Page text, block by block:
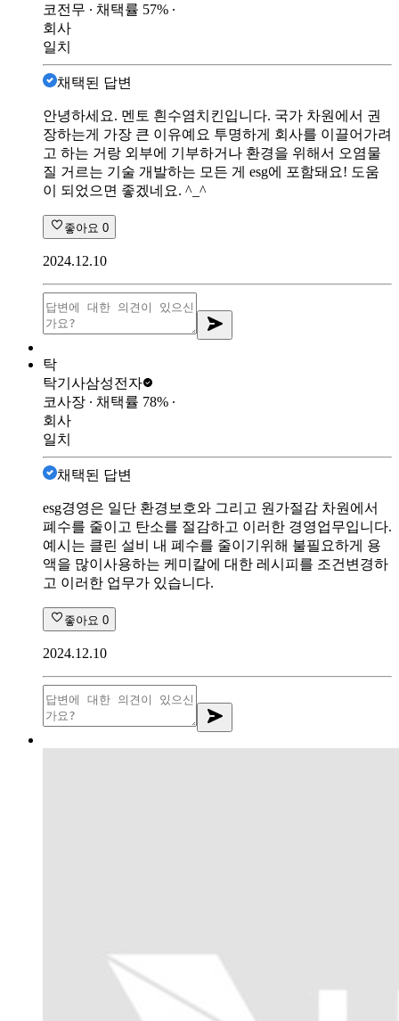
코전무 ∙ 채택률 57% ∙
회사
일치
채택된 답변
안녕하세요. 멘토 흰수염치킨입니다. 국가 차원에서 권
장하는게 가장 큰 이유예요 투명하게 회사를 이끌어가려
고 하는 거랑 외부에 기부하거나 환경을 위해서 오염물
질 거르는 기술 개발하는 모든 게 esg에 포함돼요! 도움
이 되었으면 좋겠네요. ^_^
좋아요 0
2024.12.10
탁
탁기사삼성전자
코사장 ∙ 채택률 78% ∙
회사
일치
채택된 답변
esg경영은 일단 환경보호와 그리고 원가절감 차원에서
폐수를 줄이고 탄소를 절감하고 이러한 경영업무입니다.
예시는 클린 설비 내 폐수를 줄이기위해 불필요하게 용
액을 많이사용하는 케미칼에 대한 레시피를 조건변경하
고 이러한 업무가 있습니다.
좋아요 0
2024.12.10